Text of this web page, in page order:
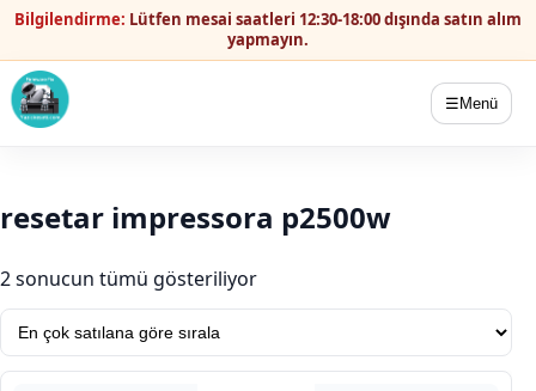
Bilgilendirme: Lütfen mesai saatleri 12:30-18:00 dışında satın alım
yapmayın.
☰ Menü
resetar impressora p2500w
2 sonucun tümü gösteriliyorPopülerliğe göre sıralandı